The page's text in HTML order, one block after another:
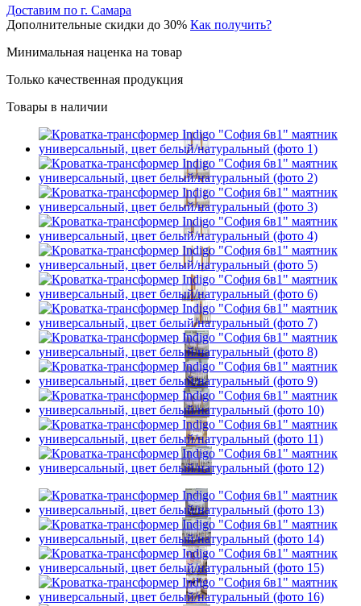
Доставим по г. Самара
Дополнительные скидки до 30% Как получить?
Минимальная наценка на товар
Только качественная продукция
Товары в наличии